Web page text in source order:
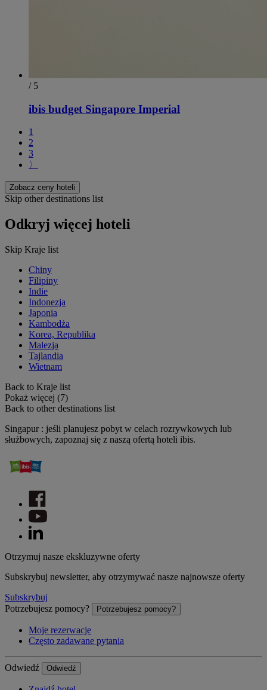
/ 5
ibis budget Singapore Imperial
1
2
3
〉
Zobacz ceny hoteli
Skip other destinations list
Odkryj więcej hoteli
Skip Kraje list
Chiny
Filipiny
Indie
Indonezja
Japonia
Kambodża
Korea, Republika
Malezja
Tajlandia
Wietnam
Back to Kraje list
Pokaż więcej (7)
Back to other destinations list
Singapur : jeśli planujesz pobyt w celach rozrywkowych lub
służbowych, zapoznaj się z naszą ofertą hoteli ibis.
Otrzymuj nasze ekskluzywne oferty
Subskrybuj newsletter, aby otrzymywać nasze najnowsze oferty
Subskrybuj
Potrzebujesz pomocy?
Potrzebujesz pomocy?
Moje rezerwacje
Często zadawane pytania
Odwiedź Odwiedź